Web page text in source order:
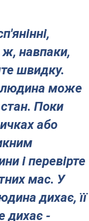
навпаки,
швидку.
людина може
стан. Поки
або
і перевірте
мас. У
дихає, її
дихає -